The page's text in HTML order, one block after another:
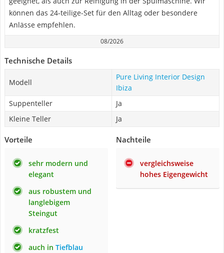
können das 24-teilige-Set für den Alltag oder besondere
Anlässe empfehlen.
08/2026
Technische Details
Modell
Pure Living Interior Design
Ibiza
Suppenteller
Ja
Kleine Teller
Ja
Vorteile
sehr modern und
elegant
aus robustem und
langlebigem
Steingut
kratzfest
auch in Tiefblau
Nachteile
vergleichsweise
hohes Eigengewicht